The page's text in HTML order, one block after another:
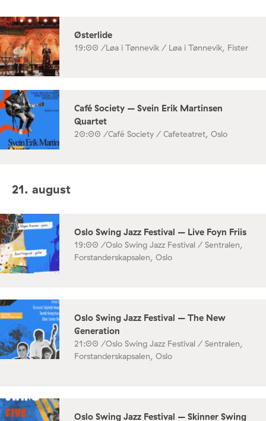
Østerlide
19:00 /Løa i Tønnevik / Løa i Tønnevik, Fister
Café Society – Svein Erik Martinsen
Quartet
20:00 /Café Society / Cafeteatret, Oslo
21. august
Oslo Swing Jazz Festival – Live Foyn Friis
19:00 /Oslo Swing Jazz Festival / Sentralen,
Forstanderskapsalen, Oslo
Oslo Swing Jazz Festival – The New
Generation
21:00 /Oslo Swing Jazz Festival / Sentralen,
Forstanderskapsalen, Oslo
Oslo Swing Jazz Festival – Skinner Swing